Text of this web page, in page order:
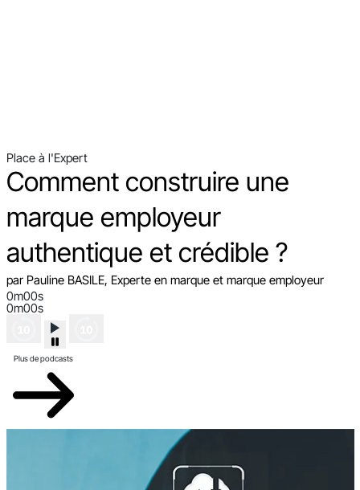
Place à l'Expert
Comment construire une
marque employeur
authentique et crédible ?
par Pauline BASILE, Experte en marque et marque employeur
0m00s
0m00s
Plus de podcasts